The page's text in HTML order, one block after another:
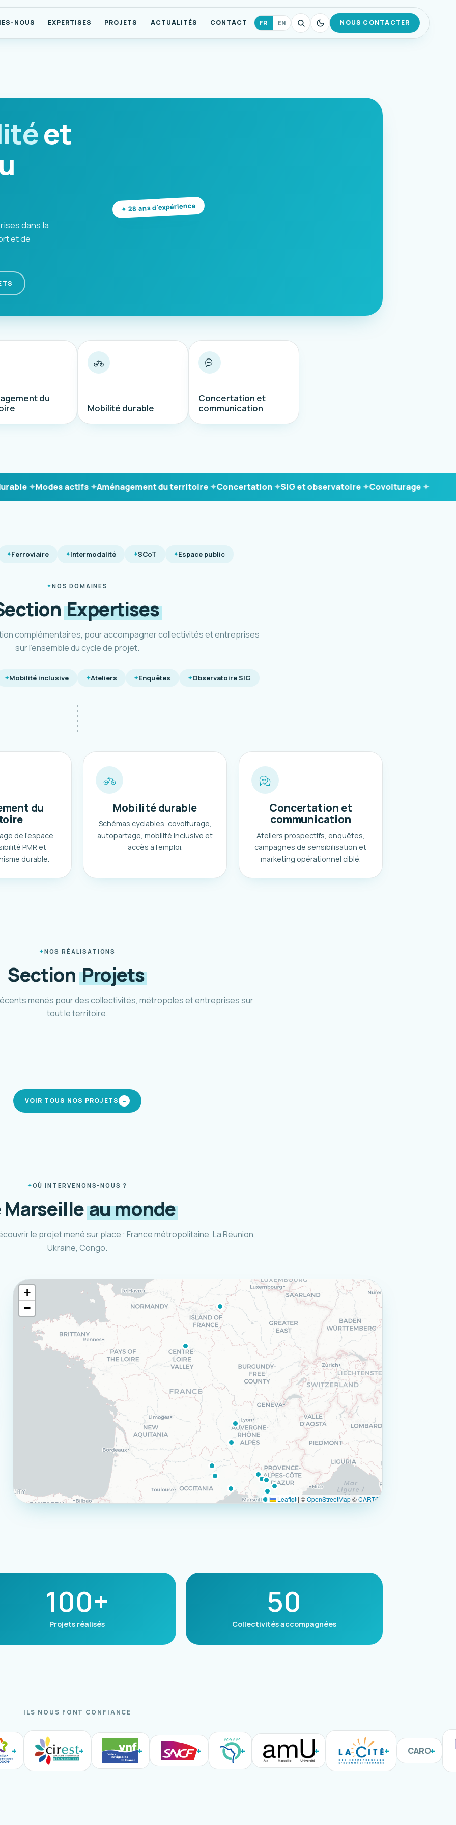
NOUS EXPERTISES PROJETS ACTUALITÉS CONTACT FR EN NOUS CONTACTER
et
dans la
et de
28 ans d'expérience
du
Mobilité durable
Concertation et
communication
Modes actifs Aménagement du territoire Concertation SIG et observatoire Covoiturage
Ferroviaire Intermodalité SCoT Espace public
NOS DOMAINES
Expertises
complémentaires, pour accompagner collectivités et entreprises
sur l'ensemble du cycle de projet.
Mobilité inclusive Ateliers Enquêtes Observatoire SIG
du
de l'espace
PMR et
durable.
Mobilité durable
Schémas cyclables, covoiturage,
autopartage, mobilité inclusive et
accès à l'emploi.
Concertation et
communication
Ateliers prospectifs, enquêtes,
campagnes de sensibilisation et
marketing opérationnel ciblé.
NOS RÉALISATIONS
SectionProjets
menés pour des collectivités, métropoles et entreprises sur
tout le territoire.
cyclable Métropole 3M
VOIR TOUS NOS PROJETS →
OÙ INTERVENONS-NOUS ?
Marseille au monde
le projet mené sur place : France métropolitaine, La Réunion,
Ukraine, Congo.
+
−
Leaflet | ©OpenStreetMap©CARTO
100+
Projets réalisés
50
Collectivités accompagnées
ILS NOUS FONT CONFIANCE
CARO